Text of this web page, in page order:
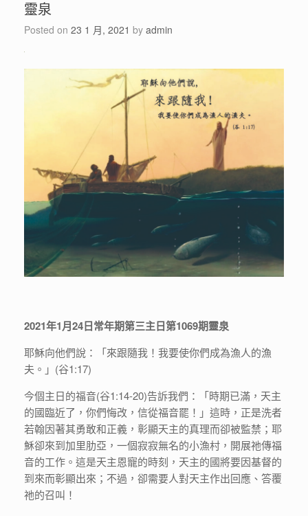
靈泉
Posted on 23 1 月, 2021 by admin
2021年1月24日常年期第三主日第1069期靈泉
耶穌向他們說：「來跟隨我！我要使你們成為漁人的漁
夫。」(谷1:17)
今個主日的福音(谷1:14-20)告訴我們：「時期已滿，天主
的國臨近了，你們悔改，信從福音罷！」這時，正是洗者
若翰因著其勇敢和正義，彰顯天主的真理而卻被監禁；耶
穌卻來到加里肋亞，一個寂寂無名的小漁村，開展祂傳福
音的工作。這是天主恩寵的時刻，天主的國將要因基督的
到來而彰顯出來；不過，卻需要人對天主作出回應、答覆
祂的召叫！